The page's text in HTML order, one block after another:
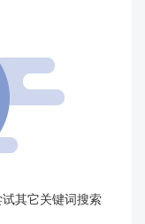
其它关键词搜索